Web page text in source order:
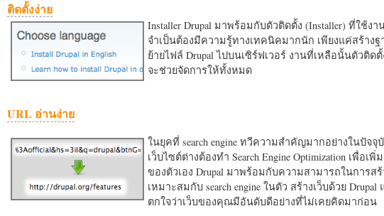
ติดตั้งง่าย
Installer Drupal มาพร้อมกับตัวติดตั้ง (Installer) ที่ใช้งา
จำเป็นต้องมีความรู้ทางเทคนิคมากนัก เพียงแค่สร้าง
ย้ายไฟล์ Drupal ไปบนเซิร์ฟเวอร์ งานที่เหลือนั้นตัวติดตั้
จะช่วยจัดการให้ทั้งหมด
URL อ่านง่าย
ในยุคที่ search engine ทวีความสำคัญมากอย่างในปัจจุ
เว็บไซต์ต่างต้องทำ Search Engine Optimization เพื่อเ
ของตัวเอง Drupal มาพร้อมกับความสามารถในการสร้
เหมาะสมกับ search engine ในตัว สร้างเว็บด้วย
ตกใจว่าเว็บของคุณมีอันดับดีอย่างที่ไม่เคยคิดมาก่อน